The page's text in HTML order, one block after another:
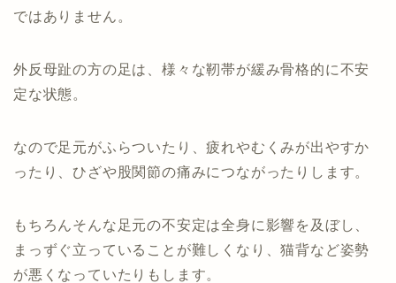
ではありません。
外反母趾の方の足は、様々な靭帯が緩み骨格的に不安
定な状態。
なので足元がふらついたり、疲れやむくみが出やすか
ったり、ひざや股関節の痛みにつながったりします。
もちろんそんな足元の不安定は全身に影響を及ぼし、
まっずぐ立っていることが難しくなり、猫背など姿勢
が悪くなっていたりもします。